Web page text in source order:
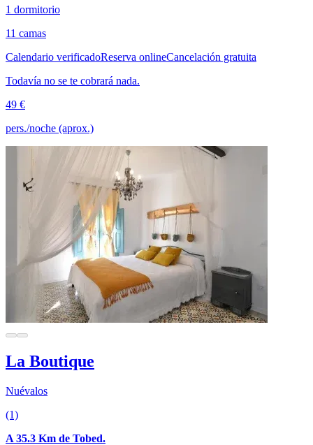
1 dormitorio
11 camas
Calendario verificadoReserva onlineCancelación gratuita
Todavía no se te cobrará nada.
49 €
pers./noche (aprox.)
La Boutique
Nuévalos
(1)
A 35.3 Km de Tobed.